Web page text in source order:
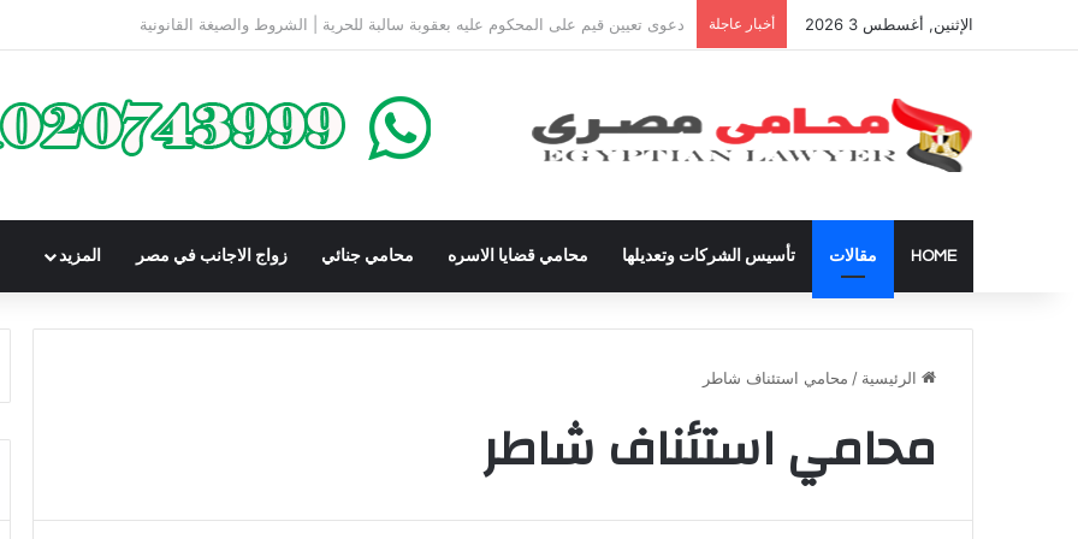
الإثنين, أغسطس 3 2026 أخبار عاجلة شراء العقارات داخل الكومباوندات تحت الإنشاء | أهم البنود التي تحمي المشتري في القانون المصري
HOME مقالات تأسيس الشركات وتعديلها محامي قضايا الاسره محامي جنائي زواج الاجانب في مصر المزيد
الرئيسية / محامي استئناف شاطر
محامي استئناف شاطر